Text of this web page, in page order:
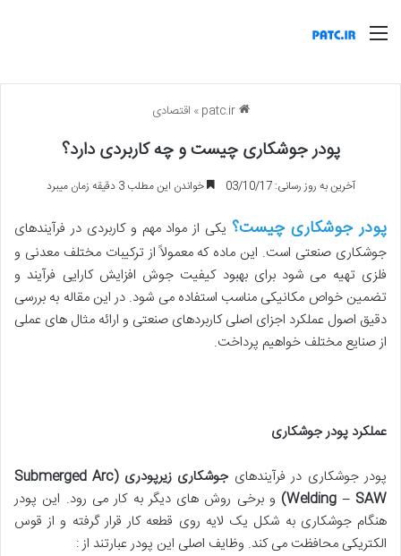
منو
patc.ir
» اقتصادی
پودر جوشکاری چیست و چه کاربردی دارد؟
آخرین به روز رسانی: 03/10/17 خواندن این مطلب 3 دقیقه زمان میبرد
پودر جوشکاری چیست؟یکی از مواد مهم و کاربردی در فرآیندهای
جوشکاری صنعتی است. این ماده که معمولاً از ترکیبات مختلف معدنی و
فلزی تهیه می شود برای بهبود کیفیت جوش افزایش کارایی فرآیند و
تضمین خواص مکانیکی مناسب استفاده می شود. در این مقاله به بررسی
دقیق اصول عملکرد اجزای اصلی کاربردهای صنعتی و ارائه مثال های عملی
از صنایع مختلف خواهیم پرداخت.
عملکرد پودر جوشکاری
پودر جوشکاری در فرآیندهایجوشکاری زیرپودری (Submerged Arc
Welding – SAW) و برخی روش های دیگر به کار می رود. این پودر
هنگام جوشکاری به شکل یک لایه روی قطعه کار قرار گرفته و از قوس
الکتریکی محافظت می کند. وظایف اصلی این پودر عبارتند از :